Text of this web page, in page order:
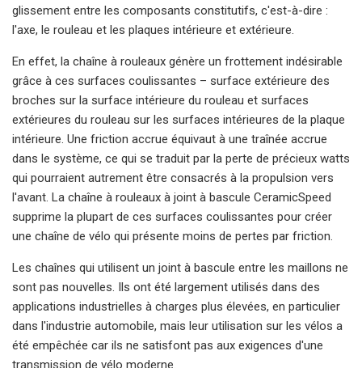
glissement entre les composants constitutifs, c'est-à-dire :
l'axe, le rouleau et les plaques intérieure et extérieure.
En effet, la chaîne à rouleaux génère un frottement indésirable
grâce à ces surfaces coulissantes – surface extérieure des
broches sur la surface intérieure du rouleau et surfaces
extérieures du rouleau sur les surfaces intérieures de la plaque
intérieure. Une friction accrue équivaut à une traînée accrue
dans le système, ce qui se traduit par la perte de précieux watts
qui pourraient autrement être consacrés à la propulsion vers
l'avant. La chaîne à rouleaux à joint à bascule CeramicSpeed ​​
supprime la plupart de ces surfaces coulissantes pour créer
une chaîne de vélo qui présente moins de pertes par friction.
Les chaînes qui utilisent un joint à bascule entre les maillons ne
sont pas nouvelles. Ils ont été largement utilisés dans des
applications industrielles à charges plus élevées, en particulier
dans l'industrie automobile, mais leur utilisation sur les vélos a
été empêchée car ils ne satisfont pas aux exigences d'une
transmission de vélo moderne.